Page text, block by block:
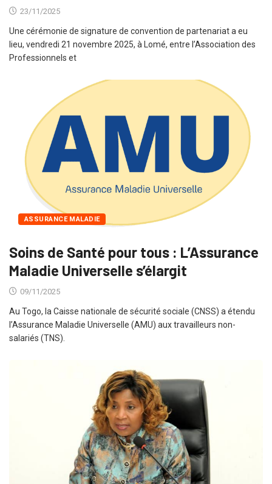
23/11/2025
Une cérémonie de signature de convention de partenariat a eu
lieu, vendredi 21 novembre 2025, à Lomé, entre l’Association des
Professionnels et
ASSURANCE MALADIE
Soins de Santé pour tous : L’Assurance
Maladie Universelle s’élargit
09/11/2025
Au Togo, la Caisse nationale de sécurité sociale (CNSS) a étendu
l’Assurance Maladie Universelle (AMU) aux travailleurs non-
salariés (TNS).